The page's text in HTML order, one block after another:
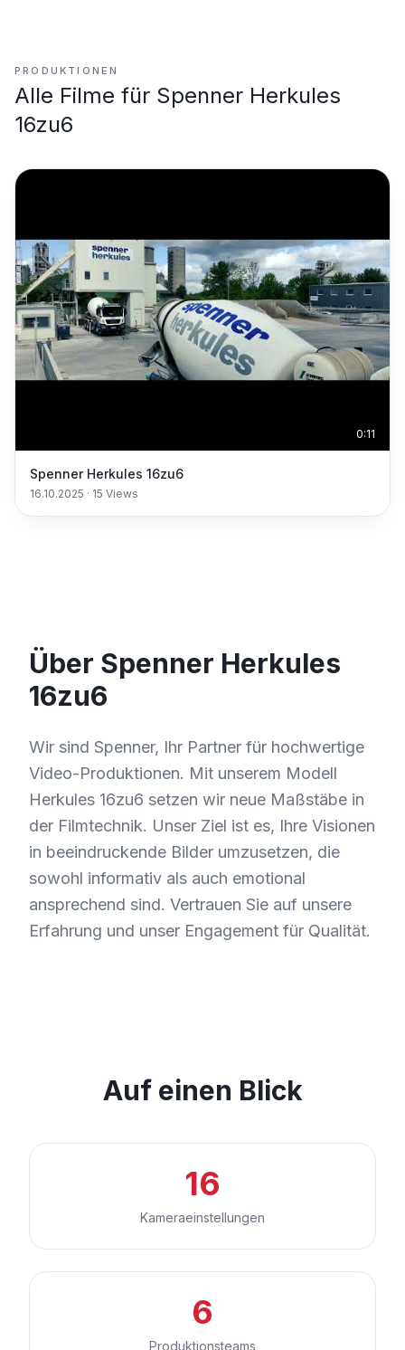
PRODUKTIONEN
Alle Filme für Spenner Herkules
16zu6
0:11
Spenner Herkules 16zu6
16.10.2025 · 15 Views
Über Spenner Herkules
16zu6
Wir sind Spenner, Ihr Partner für hochwertige
Video-Produktionen. Mit unserem Modell
Herkules 16zu6 setzen wir neue Maßstäbe in
der Filmtechnik. Unser Ziel ist es, Ihre Visionen
in beeindruckende Bilder umzusetzen, die
sowohl informativ als auch emotional
ansprechend sind. Vertrauen Sie auf unsere
Erfahrung und unser Engagement für Qualität.
Auf einen Blick
16
Kameraeinstellungen
6
Produktionsteams